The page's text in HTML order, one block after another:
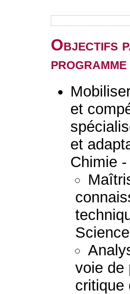
Objectifs
programme
et
et
Chimie
voie de
critique